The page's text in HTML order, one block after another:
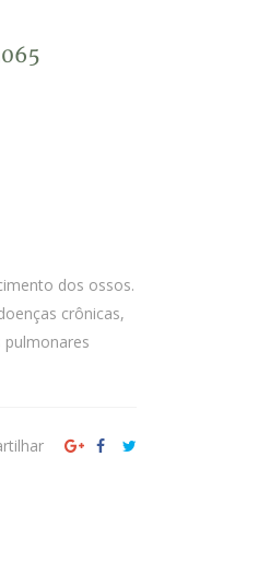
dos ossos.
crônicas,